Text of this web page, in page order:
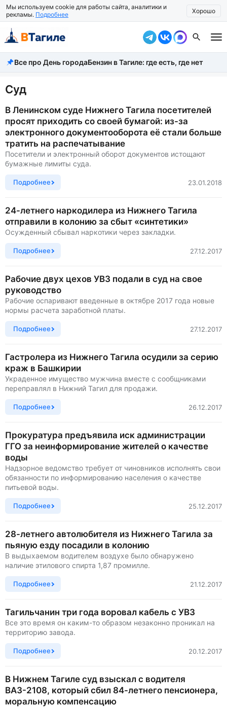
Мы используем cookie для работы сайта, аналитики и
рекламы. Подробнее Хорошо
Все новости
Происшествия
Город
Власть
Жизнь
Экономика
Общество
Рассказать новость
Все про День городаБензин в Тагиле: где есть, где нет
Суд
В Ленинском суде Нижнего Тагила посетителей
просят приходить со своей бумагой: из-за
электронного документооборота её стали больше
тратить на распечатывание
Посетители и электронный оборот документов истощают
бумажные лимиты суда.
Подробнее 23.01.2018
24-летнего наркодилера из Нижнего Тагила
отправили в колонию за сбыт «синтетики»
Осужденный сбывал наркотики через закладки.
Подробнее 27.12.2017
Рабочие двух цехов УВЗ подали в суд на свое
руководство
Рабочие оспаривают введенные в октябре 2017 года новые
нормы расчета заработной платы.
Подробнее 27.12.2017
Гастролера из Нижнего Тагила осудили за серию
краж в Башкирии
Украденное имущество мужчина вместе с сообщниками
переправлял в Нижний Тагил для продажи.
Подробнее 26.12.2017
Прокуратура предъявила иск администрации
ГГО за неинформирование жителей о качестве
воды
Надзорное ведомство требует от чиновников исполнять свои
обязанности по информированию населения о качестве
питьевой воды.
Подробнее 25.12.2017
28-летнего автолюбителя из Нижнего Тагила за
пьяную езду посадили в колонию
В выдыхаемом водителем воздухе было обнаружено
наличие этилового спирта 1,87 промилле.
Подробнее 21.12.2017
Тагильчанин три года воровал кабель с УВЗ
Все это время он каким-то образом незаконно проникал на
территорию завода.
Подробнее 20.12.2017
В Нижнем Тагиле суд взыскал с водителя
ВАЗ-2108, который сбил 84-летнего пенсионера,
моральную компенсацию